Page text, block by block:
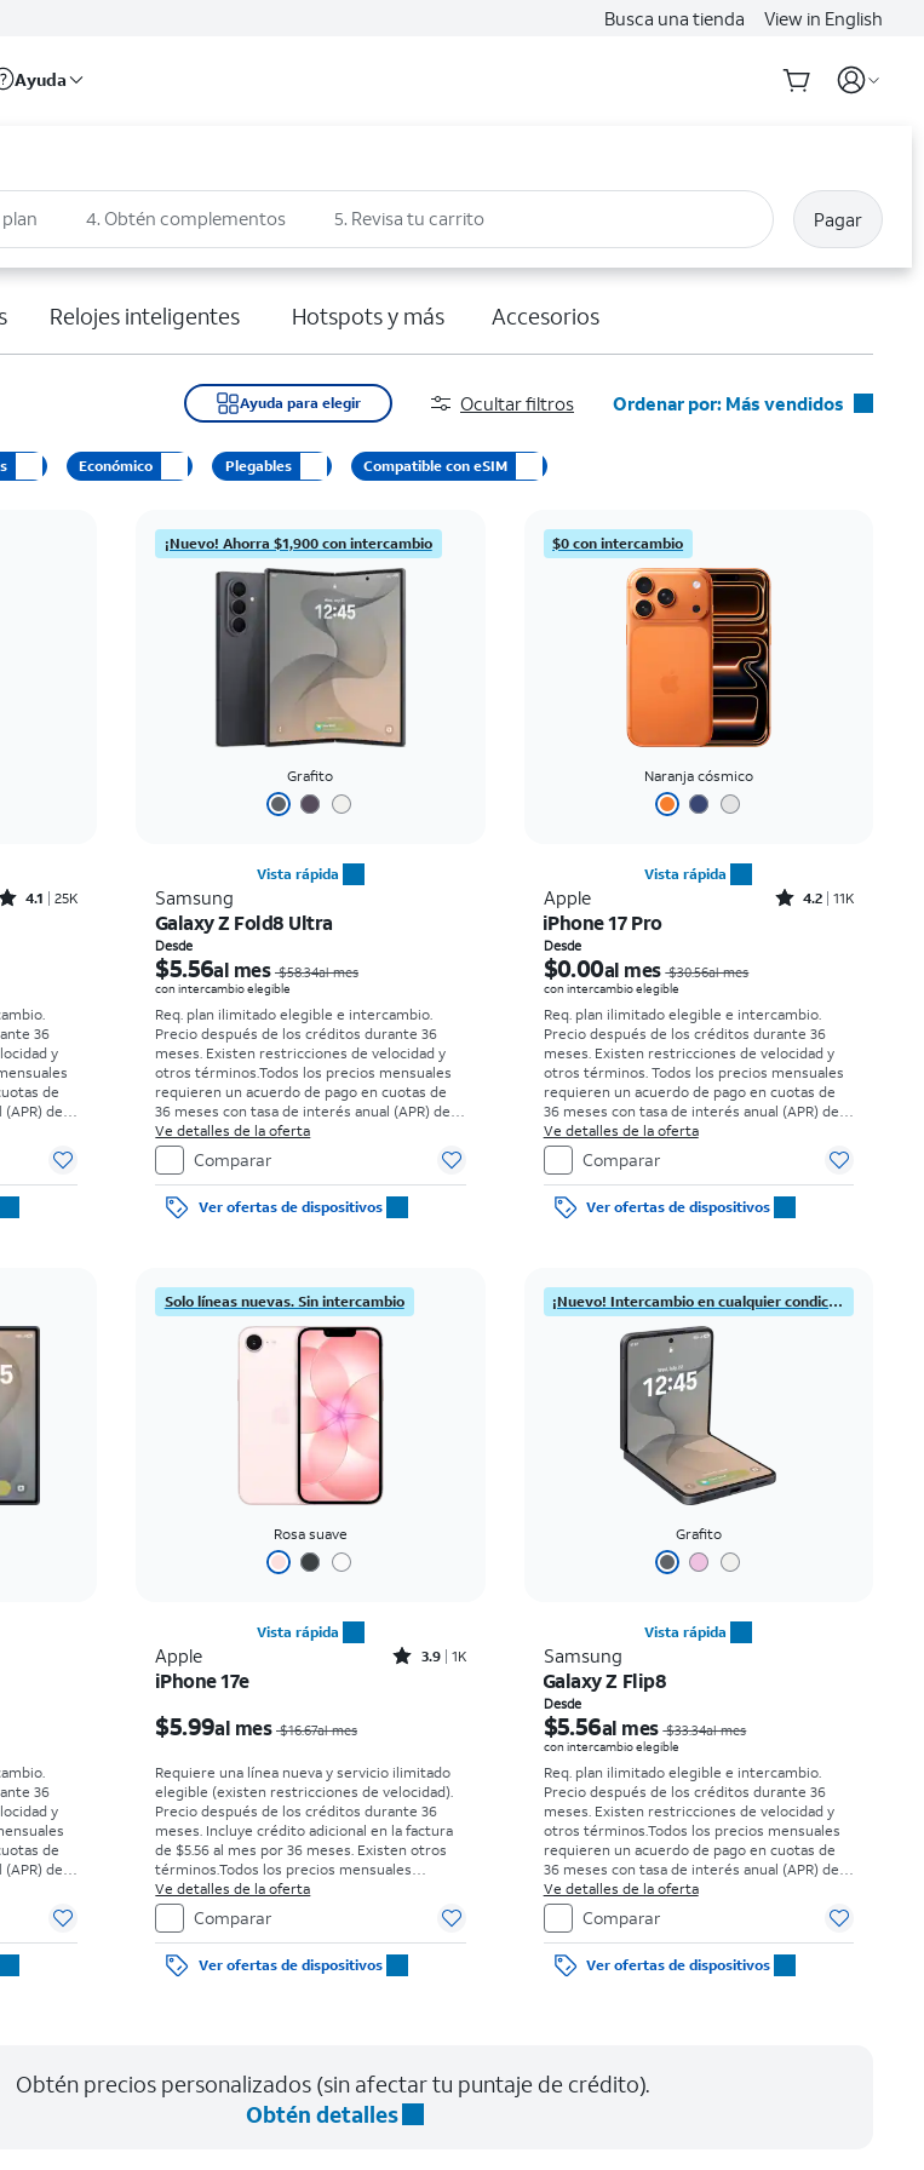
Busca una tienda View in English
Ayuda
4. Obtén complementos 5. Revisa tu carrito Pagar
Relojes inteligentes Hotspots y más Accesorios
Ayuda para elegir Ocultar filtros
Ordenar por: Más vendidos
Más reciente
Económico Plegables Compatible con eSIM
Rated4.1out of 5 stars with25023reviews
4.1 25K
36
y
de
del
y
sobre
momento
¡Nuevo! Ahorra $1,900 con intercambio
Grafito
Vista rápida
Samsung
Galaxy Z Fold8 Ultra
Desde
$5.56al mes $58.34al mes
con intercambio elegible
Req. plan ilimitado elegible e intercambio.
Precio después de los créditos durante 36
meses. Existen restricciones de velocidad y
otros términos.Todos los precios mensuales
requieren un acuerdo de pago en cuotas de
36 meses con tasa de interés anual (APR) del
0%. Sin cargo inicial para clientes elegibles y
con buenos antecedentes. El impuesto sobre
el precio de venta normal se paga al momento
de la compra. Existen restricciones.
Ve detalles de la oferta
Comparar
Ver ofertas de dispositivos
$0 con intercambio
Naranja cósmico
Vista rápida
Apple Rated4.2out of 5 stars with11340reviews
4.2 11K
iPhone 17 Pro
Desde
$0.00al mes$30.56al mes
con intercambio elegible
Req. plan ilimitado elegible e intercambio.
Precio después de los créditos durante 36
meses. Existen restricciones de velocidad y
otros términos. Todos los precios mensuales
requieren un acuerdo de pago en cuotas de
36 meses con tasa de interés anual (APR) del
0%. Sin cargo inicial para clientes elegibles y
con buenos antecedentes. El impuesto sobre
el precio de venta normal se paga al momento
de la compra. Existen restricciones.
Ve detalles de la oferta
Comparar
Ver ofertas de dispositivos
36
y
de
del
y
sobre
momento
Solo líneas nuevas. Sin intercambio
Rosa suave
Vista rápida
Apple Rated3.9out of 5 stars with1411reviews
3.9 1K
iPhone 17e
$5.99al mes $16.67al mes
Requiere una línea nueva y servicio ilimitado
elegible (existen restricciones de velocidad).
Precio después de los créditos durante 36
meses. Incluye crédito adicional en la factura
de $5.56 al mes por 36 meses. Existen otros
términos.Todos los precios mensuales
requieren un acuerdo de pago en cuotas de
36 meses con tasa de interés anual (APR) del
0%. Sin cargo inicial para clientes elegibles y
con buenos antecedentes. El impuesto sobre
el precio de venta normal se paga al momento
Ve detalles de la oferta
Comparar
Ver ofertas de dispositivos
¡Nuevo! Intercambio en cualquier condición
Grafito
Vista rápida
Samsung
Galaxy Z Flip8
Desde
$5.56al mes$33.34al mes
con intercambio elegible
Req. plan ilimitado elegible e intercambio.
Precio después de los créditos durante 36
meses. Existen restricciones de velocidad y
otros términos.Todos los precios mensuales
requieren un acuerdo de pago en cuotas de
36 meses con tasa de interés anual (APR) del
0%. Sin cargo inicial para clientes elegibles y
con buenos antecedentes. El impuesto sobre
el precio de venta normal se paga al momento
de la compra. Existen restricciones.
Ve detalles de la oferta
Comparar
Ver ofertas de dispositivos
Obtén precios personalizados (sin afectar tu puntaje de crédito).
Obtén detalles